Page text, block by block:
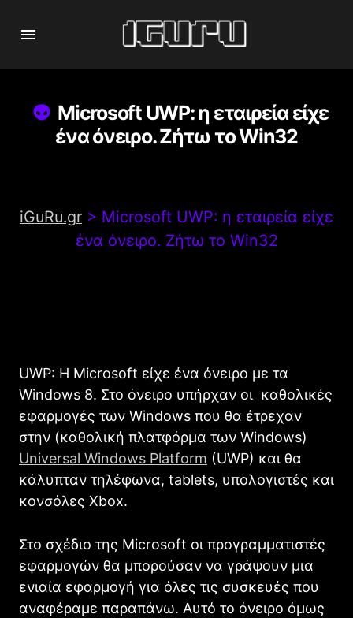
Microsoft UWP: η εταιρεία είχε
ένα όνειρο. Ζήτω το Win32
iGuRu.gr > Microsoft UWP: η εταιρεία είχε
ένα όνειρο. Ζήτω το Win32
UWP: Η Microsoft είχε ένα όνειρο με τα
Windows 8. Στο όνειρο υπήρχαν οι καθολικές
εφαρμογές των Windows που θα έτρεχαν
στην (καθολική πλατφόρμα των Windows)
Universal Windows Platform (UWP) και θα
κάλυπταν τηλέφωνα, tablets, υπολογιστές και
κονσόλες Xbox.
Στο σχέδιο της Microsoft οι προγραμματιστές
εφαρμογών θα μπορούσαν να γράψουν μια
ενιαία εφαρμογή για όλες τις συσκευές που
αναφέραμε παραπάνω. Αυτό το όνειρο όμως